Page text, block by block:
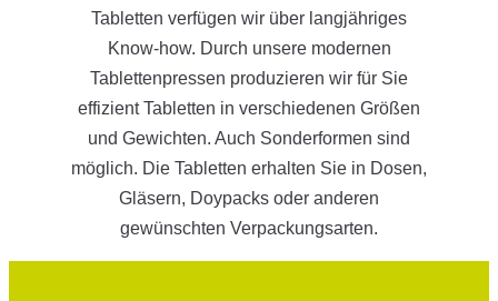
Tabletten verfügen wir über langjähriges
Know-how. Durch unsere modernen
Tablettenpressen produzieren wir für Sie
effizient Tabletten in verschiedenen Größen
und Gewichten. Auch Sonderformen sind
möglich. Die Tabletten erhalten Sie in Dosen,
Gläsern, Doypacks oder anderen
gewünschten Verpackungsarten.